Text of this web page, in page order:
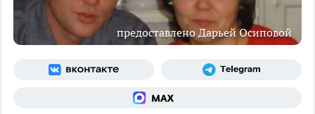
предоставлено Дарьей Осиповой